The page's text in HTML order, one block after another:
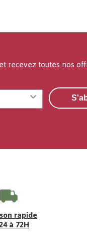
recevez toutes nos
rapide
à 72H